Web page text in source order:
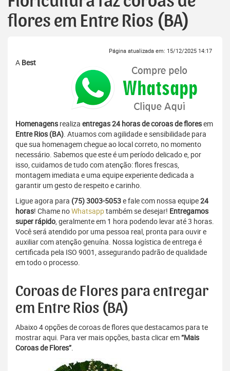
flores em Entre Rios (BA)
Página atualizada em: 15/12/2025 14:17
A Best
Homenagens realiza entregas 24 horas de coroas de floresem
Entre Rios (BA). Atuamos com agilidade e sensibilidade para
que sua homenagem chegue ao local correto, no momento
necessário. Sabemos que este é um período delicado e, por
isso, cuidamos de tudo com atenção: flores frescas,
montagem imediata e uma equipe experiente dedicada a
garantir um gesto de respeito e carinho.
Ligue agora para (75) 3003-5053e fale com nossa equipe24
horas! Chame noWhatsapptambém se desejar! Entregamos
super rápido, geralmente em 1 hora podendo levar até 3 horas.
Você será atendido por uma pessoa real, pronta para ouvir e
auxiliar com atenção genuína. Nossa logística de entrega é
certificada pela ISO 9001, assegurando padrão de qualidade
em todo o processo.
Coroas de Flores para entregar
em Entre Rios (BA)
Abaixo 4 opções de coroas de flores que destacamos para te
mostrar aqui. Para ver mais opções, basta clicar em“Mais
Coroas de Flores”.